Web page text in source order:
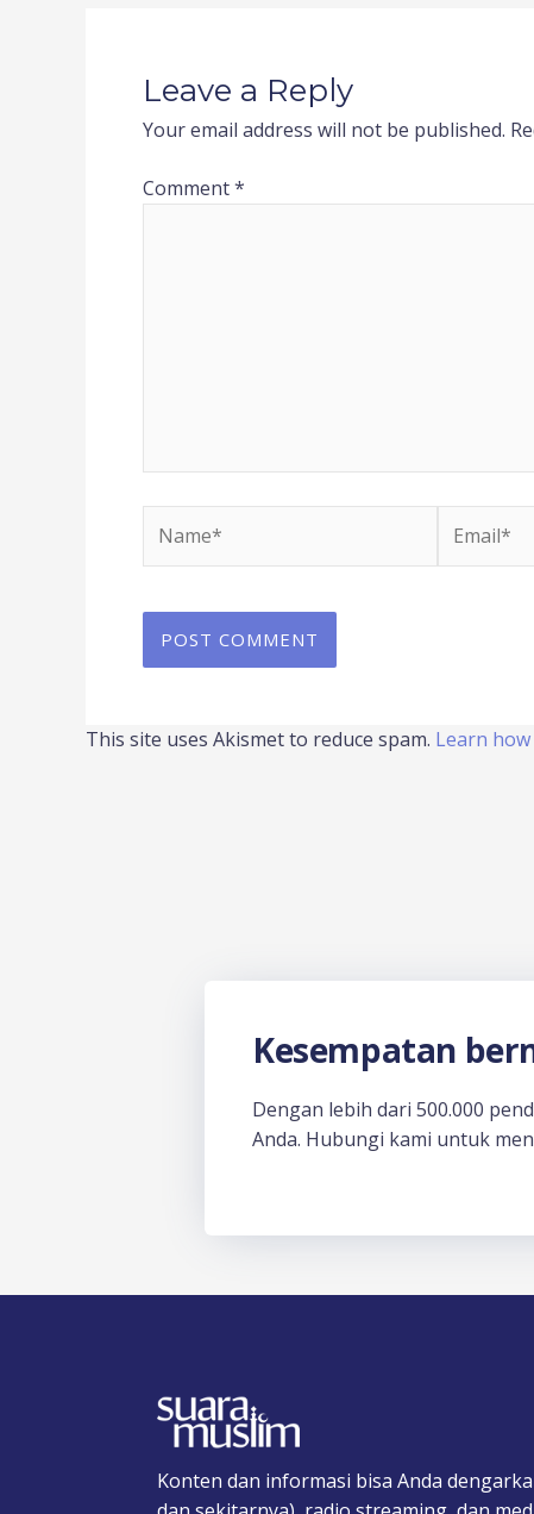
Leave a Reply
Your email address will not be published.
Comment*
This site uses Akismet to reduce spam. Learn
Kesempatan
Dengan lebih dari 500.000
Anda. Hubungi kami untuk
Konten dan informasi bisa Anda